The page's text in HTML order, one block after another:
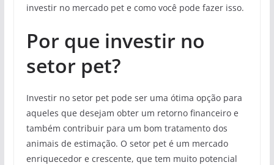
investir no mercado pet e como você pode fazer isso.
Por que investir no
setor pet?
Investir no setor pet pode ser uma ótima opção para
aqueles que desejam obter um retorno financeiro e
também contribuir para um bom tratamento dos
animais de estimação. O setor pet é um mercado
enriquecedor e crescente, que tem muito potencial